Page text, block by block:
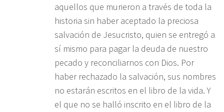
aquellos que murieron a través de toda la
historia sin haber aceptado la preciosa
salvación de Jesucristo, quien se entregó a
sí mismo para pagar la deuda de nuestro
pecado y reconciliarnos con Dios. Por
haber rechazado la salvación, sus nombres
no estarán escritos en el libro de la vida. Y
el que no se halló inscrito en el libro de la